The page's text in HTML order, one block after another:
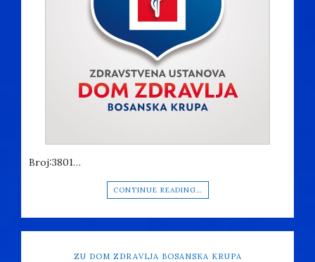
Broj:3801…
CONTINUE READING…
ZU DOM ZDRAVLJA BOSANSKA KRUPA